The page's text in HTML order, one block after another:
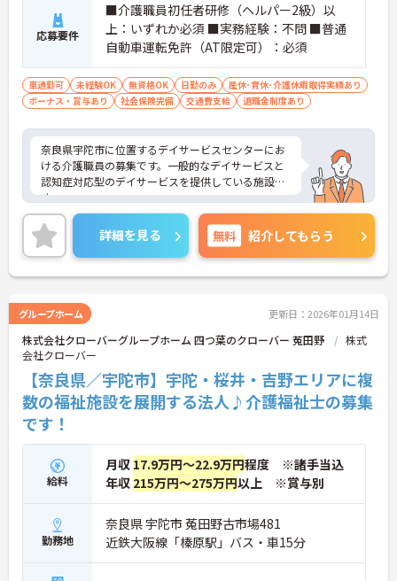
応募要件
■介護職員初任者研修（ヘルパー2級）以
上：いずれか必須 ■実務経験：不問 ■普通
自動車運転免許（AT限定可）：必須
車通勤可 未経験OK 無資格OK 日勤のみ
産休･育休･介護休暇取得実績あり
ボーナス・賞与あり
社会保険完備 交通費支給 退職金制度あり
奈良県宇陀市に位置するデイサービスセンターにお
ける介護職員の募集です。一般的なデイサービスと
認知症対応型のデイサービスを提供している施設で
す。
昇給・賞与制度がああい、頑張りがきちんと評価さ
れる職場です。また、就業が17:00までなので、勤務
終了後のプライベートな時間も充実させることが可
能です。
ご興味のある方には、面接対策ポイントなど、さら
さい！
詳細を見る 無料 紹介してもらう
グループホーム 更新日：2026年01月14日
株式会社クローバーグループホーム 四つ葉のクローバー 菟田野
株式
会社クローバー
【奈良県／宇陀市】宇陀・桜井・吉野エリアに複
数の福祉施設を展開する法人♪介護福祉士の募集
です！
給料
月収 17.9万円～22.9万円程度 ※諸手当込
年収 215万円～275万円以上 ※賞与別
勤務地
奈良県 宇陀市 菟田野古市場481
近鉄大阪線「榛原駅」バス・車15分